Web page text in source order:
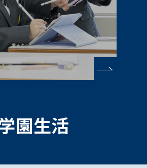
園生活